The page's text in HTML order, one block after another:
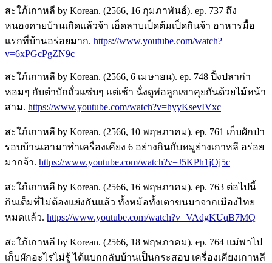
สะใภ้เกาหลี by Korean. (2566, 16 กุมภาพันธ์). ep. 737 ถึง
หนองคายบ้านเกิดแล้วจ้า เฮ็ดลาบเป็ดต้มเป็ดกินจ้า อาหารมื้อ
แรกที่บ้านอร่อยมาก. https://www.youtube.com/watch?
v=6xPGcPgZN9c
สะใภ้เกาหลี by Korean. (2566, 6 เมษายน). ep. 748 ปิ้งปลาก่า
หอมๆ กับตำบักถั่วแซ่บๆ แต่เช้า นั่งดูพ่อลูกเขาคุยกันด้วยไม้หน้า
สาม. https://www.youtube.com/watch?v=hyyKsevIVxc
สะใภ้เกาหลี by Korean. (2566, 10 พฤษภาคม). ep. 761 เก็บผักป่า
รอบบ้านเอามาทำเครื่องเคียง 6 อย่างกินกับหมูย่างเกาหลี อร่อย
มากจ้า. https://www.youtube.com/watch?v=J5KPh1jOj5c
สะใภ้เกาหลี by Korean. (2566, 16 พฤษภาคม). ep. 763 ต่อไปนี้
กินเต็มที่ไม่ต้องแย่งกันแล้ว ทั้งหม้อทั้งเตาขนมาจากเมืองไทย
หมดแล้ว. https://www.youtube.com/watch?v=VAdgKUqB7MQ
สะใภ้เกาหลี by Korean. (2566, 18 พฤษภาคม). ep. 764 แม่พาไป
เก็บผักอะไรไม่รู้ ได้แบกกลับบ้านเป็นกระสอบ เครื่องเคียงเกาหลี